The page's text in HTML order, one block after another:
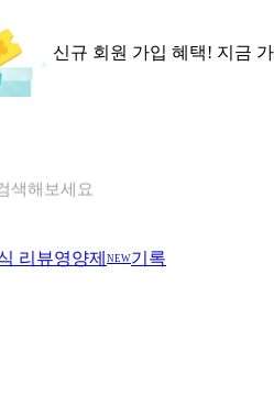
신규 회원 가입 혜택! 지금
색해보세요
리뷰영양제 NEW기록